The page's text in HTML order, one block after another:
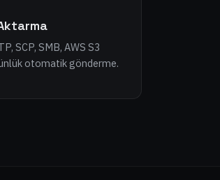
SCP, SMB, AWS S3
otomatik gönderme.